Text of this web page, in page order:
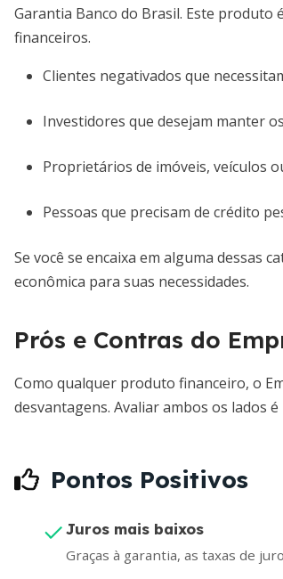
Garantia Banco do Brasil. Este produto
financeiros.
Clientes negativados que
Investidores que desejam manter
Proprietários de imóveis, veículos
Pessoas que precisam de crédito
Se você se encaixa em alguma dessas
econômica para suas necessidades.
Prós e Contras do
Como qualquer produto financeiro, o
desvantagens. Avaliar ambos os lados
Pontos Positivos
Juros mais baixos
Graças à garantia, as taxas de